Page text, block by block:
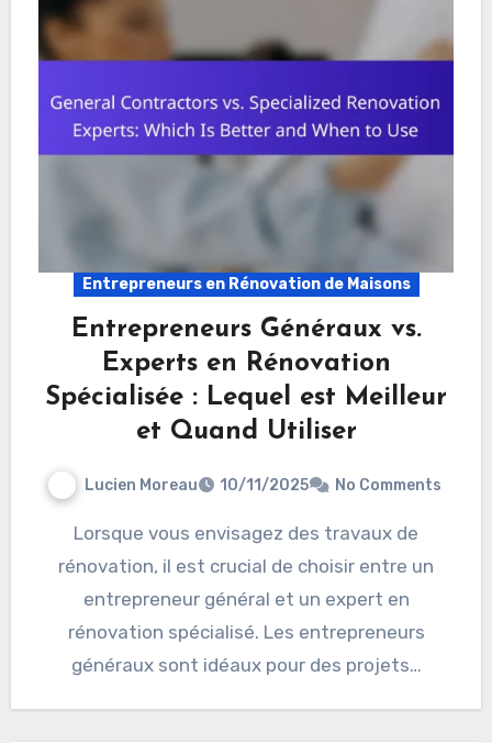
Entrepreneurs en Rénovation de Maisons
Entrepreneurs Généraux vs.
Experts en Rénovation
Spécialisée : Lequel est Meilleur
et Quand Utiliser
Lucien Moreau 10/11/2025 No Comments
Lorsque vous envisagez des travaux de
rénovation, il est crucial de choisir entre un
entrepreneur général et un expert en
rénovation spécialisé. Les entrepreneurs
généraux sont idéaux pour des projets…